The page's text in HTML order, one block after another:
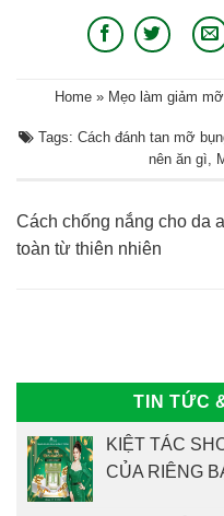
Home » Mẹo làm giảm
Tags: Cách đánh tan mỡ
nên ăn gì
Cách chống nắng cho da
toàn từ thiên nhiên
TIN TỨC
KIỆT TÁC
CỦA RIÊNG